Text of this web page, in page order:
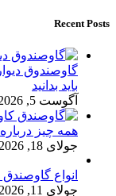
Recent Posts
گاوصندوق
باید بدانید
آگوست 5, 2026
همه چیز
جولای 18, 2026
انواع
جولای 11, 2026